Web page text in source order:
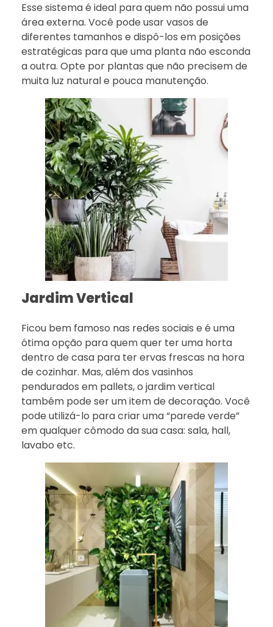
Esse sistema é ideal para quem não possui uma
área externa. Você pode usar vasos de
diferentes tamanhos e dispô-los em posições
estratégicas para que uma planta não esconda
a outra. Opte por plantas que não precisem de
muita luz natural e pouca manutenção.
Jardim Vertical
Ficou bem famoso nas redes sociais e é uma
ótima opção para quem quer ter uma horta
dentro de casa para ter ervas frescas na hora
de cozinhar. Mas, além dos vasinhos
pendurados em pallets, o jardim vertical
também pode ser um item de decoração. Você
pode utilizá-lo para criar uma “parede verde”
em qualquer cômodo da sua casa: sala, hall,
lavabo etc.